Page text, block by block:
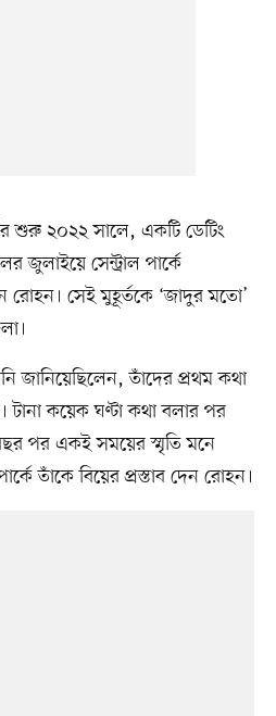
শুরু ২০২২ সালে, একটি ডেটিং
জুলাইয়ে সেন্ট্রাল পার্কে
রোহন। সেই মুহূর্তকে ‘জাদুর মতো’
জানিয়েছিলেন, তাঁদের প্রথম কথা
টানা কয়েক ঘণ্টা কথা বলার পর
পর একই সময়ের স্মৃতি মনে
তাঁকে বিয়ের প্রস্তাব দেন রোহন।